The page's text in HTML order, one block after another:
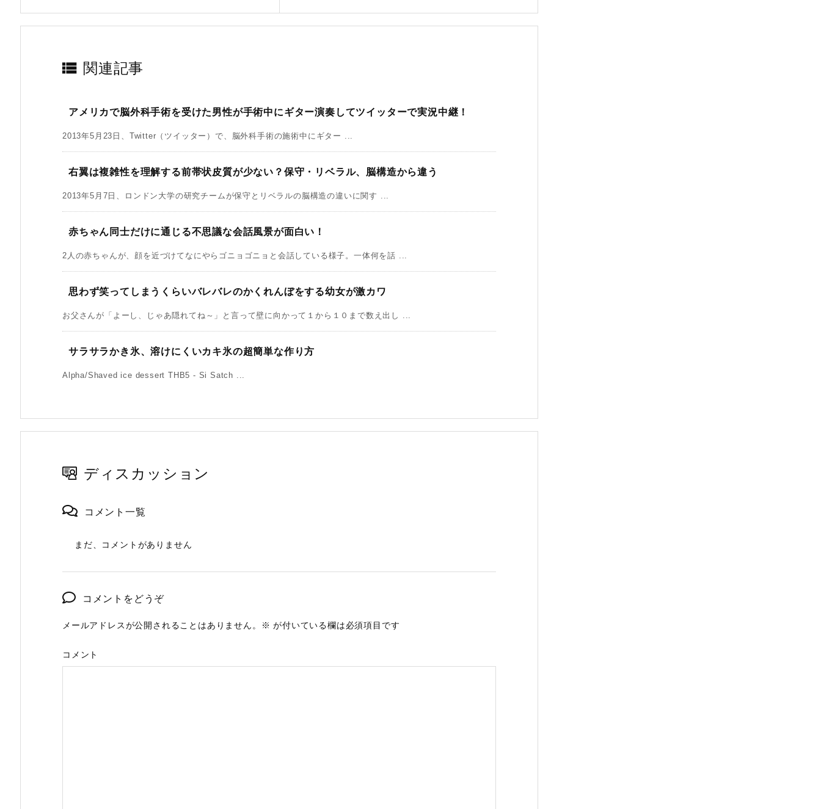
 関連記事
アメリカで脳外科手術を受けた男性が手術中にギター演奏してツイッターで実況中継！
2013年5月23日、Twitter（ツイッター）で、脳外科手術の施術中にギター ...
右翼は複雑性を理解する前帯状皮質が少ない？保守・リベラル、脳構造から違う
2013年5月7日、ロンドン大学の研究チームが保守とリベラルの脳構造の違いに関す ...
赤ちゃん同士だけに通じる不思議な会話風景が面白い！
2人の赤ちゃんが、顔を近づけてなにやらゴニョゴニョと会話している様子。一体何を話 ...
思わず笑ってしまうくらいバレバレのかくれんぼをする幼女が激カワ
お父さんが「よーし、じゃあ隠れてね～」と言って壁に向かって１から１０まで数え出し ...
サラサラかき氷、溶けにくいカキ氷の超簡単な作り方
Alpha/Shaved ice dessert THB5 - Si Satch ...
ディスカッション
コメント一覧
まだ、コメントがありません
コメントをどうぞ
メールアドレスが公開されることはありません。 ※ が付いている欄は必須項目です
コメント